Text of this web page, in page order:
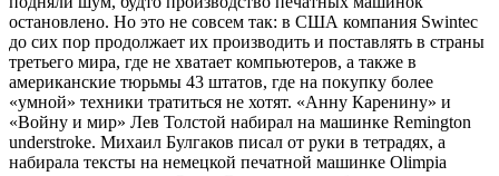
остановлено. Но это не совсем так: в США компания Swintec
до сих пор продолжает их производить и поставлять в страны
третьего мира, где не хватает компьютеров, а также в
американские тюрьмы 43 штатов, где на покупку более
«умной» техники тратиться не хотят. «Анну Каренину» и
«Войну и мир» Лев Толстой набирал на машинке Remington
understroke. Михаил Булгаков писал от руки в тетрадях, а
набирала тексты на немецкой печатной машинке Olimpia